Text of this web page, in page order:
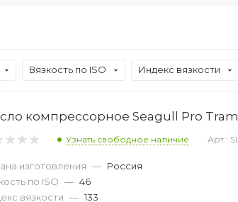
Вязкость по ISO Индекс вязкости
компрессорное Seagull Pro
Узнать свободное наличие Арт.:
изготовления — Россия
по ISO — 46
вязкости — 133